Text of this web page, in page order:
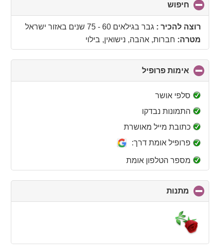
חיפוש
to
collapseרוצה להכיר : גבר בגילאים 60 - 75 שנים באזור ישראל
מטרה: חברות, אהבה, נישואין, בילוי
אימות פרופיל
to
סלפי אושר
התמונות נבדקו
כתובת מייל מאושרת
פרופיל אומת דרך:
מספר הטלפון אומת
מתנות
to